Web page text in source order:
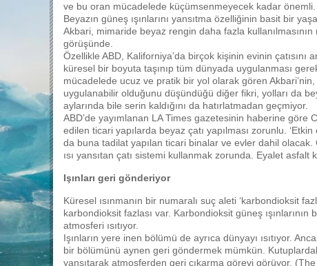
ve bu oran mücadelede küçümsenmeyecek kadar önemli.
Beyazın güneş ışınlarını yansıtma özelliğinin basit bir
Akbari, mimaride beyaz rengin daha fazla
görüşünde.
Özellikle ABD, Kaliforniya’da birçok kişinin evinin çatısını
küresel bir boyuta taşınıp tüm dünyada uygulanması
mücadelede ucuz ve pratik bir yol olarak gören
uygulanabilir olduğunu düşündüğü diğer fikri, yolları da
aylarında bile serin kaldığını da hatırlatmadan geçmiyor.
ABD’de yayımlanan LA Times gazetesinin haberine göre
edilen ticari yapılarda beyaz çatı yapılması zorunlu.
da buna tadilat yapılan ticari binalar ve evler dahil
ısı yansıtan çatı sistemi kullanmak zorunda. Eyalet
Işınları geri gönderiyor
Küresel ısınmanın bir numaralı suç aleti ‘karbondioksit
karbondioksit fazlası var. Karbondioksit güneş
atmosferi ısıtıyor.
Işınların yere inen bölümü de ayrıca dünyayı ısıtıyor.
bir bölümünü aynen geri göndermek mümkün.
yansıtarak atmosferden geri çıkarma görevi görüyor.